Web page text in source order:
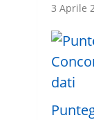
3 Aprile